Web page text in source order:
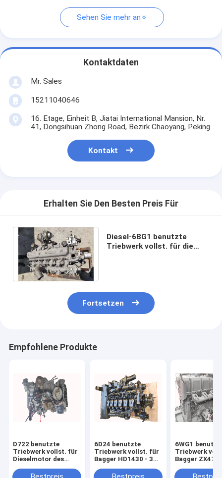
Sehen Sie mehr an
Kontaktdaten
Mr. Sales
15211040646
16. Etage, Einheit B, Jiatai International Mansion, Nr.
41, Dongsihuan Zhong Road, Bezirk Chaoyang, Peking
Kontakt
Erhalten Sie Den Besten Preis Für
Diesel-6BG1 benutzte
Triebwerk vollst. für die
Fortsetzen
Empfohlene Produkte
D722 benutzte
Triebwerk vollst. für
Dieselmotor des
E27Z
6D24 benutzte
Triebwerk vollst. für
Bagger HD1430 - 3
HD2045
6WG1
Triebwerk
Bagger ZX470
ZX800